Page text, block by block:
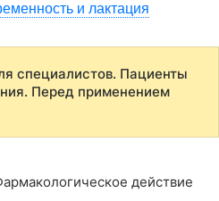
и лактация
специалистов. Пациенты
Перед применением
действие